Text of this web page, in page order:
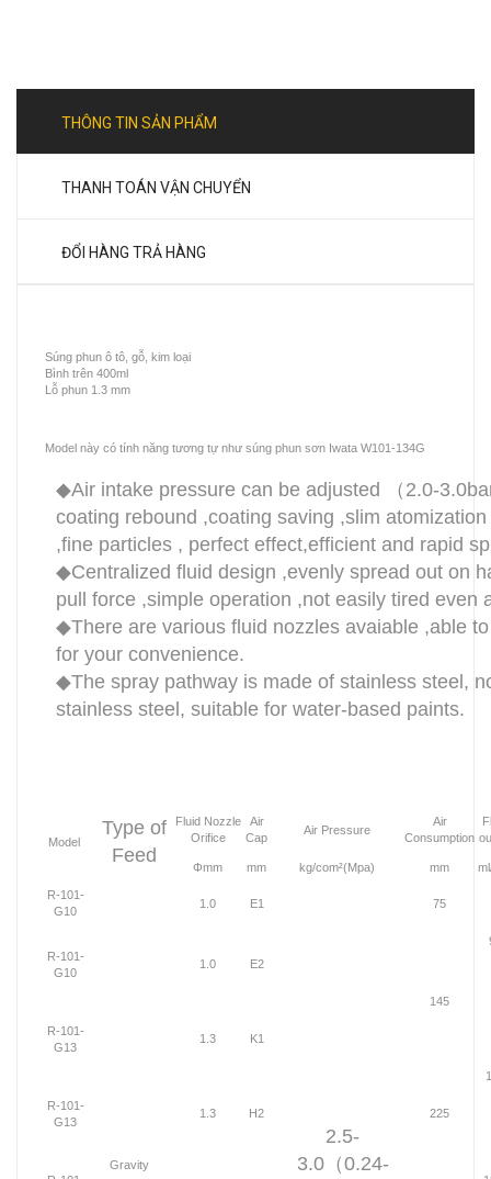
THÔNG TIN SẢN PHẨM
THANH TOÁN VẬN CHUYỂN
ĐỔI HÀNG TRẢ HÀNG
Súng phun ô tô, gỗ, kim loại
Bình trên 400ml
Lỗ phun 1.3 mm
Model này có tính năng tương tự như súng phun sơn Iwata W101-134G
◆Air intake pressure can be adjusted （2.0-
coating rebound ,coating saving ,slim
,fine particles , perfect effect,efficient and rapid
◆Centralized fluid design ,evenly spread out on
pull force ,simple operation ,not easily tired even
◆There are various fluid nozzles avaiable ,able
for your convenience.
◆The spray pathway is made of stainless steel,
stainless steel, suitable for water-based paints.
Model
Type of
Feed
Fluid Nozzle
Orifice
Air
Cap
Air Pressure
Air
Consumption
Φmm mm kg/com²(Mpa) mm
R-101-
G10
Gravity
1.0 E1
2.5-
3.0（0.24-
75
R-101-
G10
1.0 E2
145
R-101-
G13
1.3 K1
R-101-
G13
1.3 H2 225